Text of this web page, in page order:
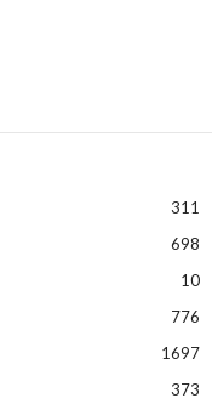
311
698
10
776
1697
373